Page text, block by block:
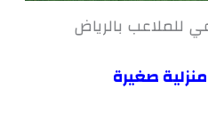
للملاعب بالرياض
صغيرة